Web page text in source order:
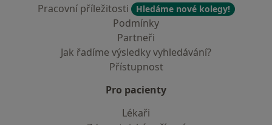
Pracovní příležitosti
Hledáme nové kolegy!
Podmínky
Partneři
Jak řadíme výsledky vyhledávání?
Přístupnost
Pro pacienty
Lékaři